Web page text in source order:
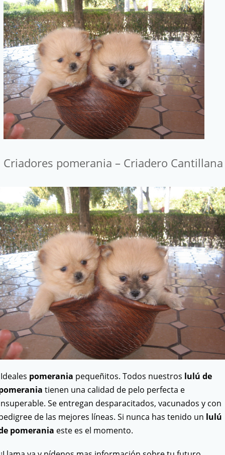
Criadores pomerania – Criadero Cantillana
pomerania pequeñitos. Todos nuestros lulú de
tienen una calidad de pelo perfecta e
Se entregan desparacitados, vacunados y con
de las mejores líneas. Si nunca has tenido un lulú
pomerania este es el momento.